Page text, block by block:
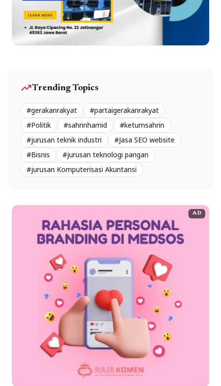
trending_upTrending Topics
#gerakanrakyat
#partaigerakanrakyat
#Politik
#sahrinhamid
#ketumsahrin
#jurusan teknik industri
#Jasa SEO website
#Bisnis
#jurusan teknologi pangan
#jurusan Komputerisasi Akuntansi
AD